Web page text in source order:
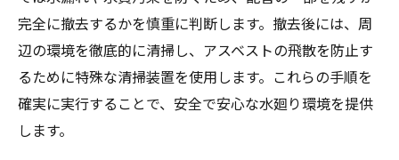
完全に撤去するかを慎重に判断します。撤去後には、周
辺の環境を徹底的に清掃し、アスベストの飛散を防止す
るために特殊な清掃装置を使用します。これらの手順を
確実に実行することで、安全で安心な水廻り環境を提供
します。